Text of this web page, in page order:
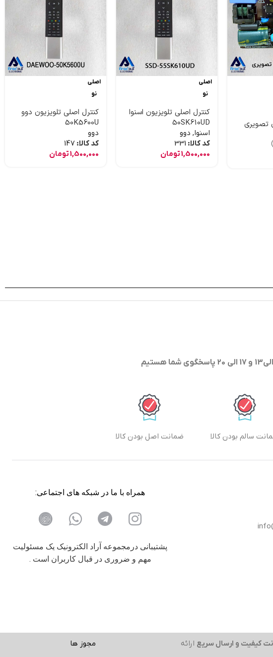
تصویری
اصلی
نو
کنترل اصلی تلویزیون اسنوا
50SK610UD
اسنوا, دوو
کد کالا: 331
1,500,000تومان
اصلی
نو
کنترل اصلی تلویزیون دوو
50K5600U
دوو
کد کالا: 147
1,500,000تومان
سالم بودن کالا ضمانت اصل بودن کالا
همراه با ما در شبکه های اجتماعی:
پشتیبانی درمجموعه آراد الکترونیک یک مسئولیت
مهم و ضروری در قبال کاربران است .
کیفیت و ارسال سریع ارائه
مجوز ها